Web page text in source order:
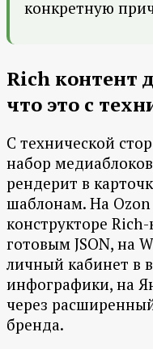
конкретную
Rich контент
что это с
С технической
набор
рендерит в
шаблонам. На Ozon
конструкторе
готовым JSON, на
личный кабинет в
инфографики, на
через
бренда.